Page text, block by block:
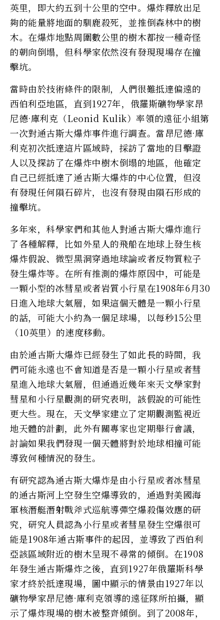
英里，即大約五到十公里的空中。爆炸釋放出足
夠的能量將地面的馴鹿殺死，並推倒森林中的樹
木。在爆炸地點周圍數公里的樹木都按一種奇怪
的朝向倒塌，但科學家依然沒有發現現場存在撞
擊坑。
當時由於技術條件的限制，人們很難抵達偏遠的
西伯利亞地區，直到1927年，俄羅斯礦物學家昂
尼德·庫利克（Leonid Kulik）率領的遠征小組第
一次對通古斯大爆炸事件進行調查。當昂尼德·庫
利克初次抵達這片區域時，採訪了當地的目擊證
人以及探訪了在爆炸中樹木倒塌的地區，他確定
自己已經抵達了通古斯大爆炸的中心位置，但沒
有發現任何隕石碎片，也沒有發現由隕石形成的
撞擊坑。
多年來，科學家們和其他人對通古斯大爆炸進行
了各種解釋，比如外星人的飛船在地球上發生核
爆炸假說、微型黑洞穿過地球論或者反物質粒子
發生爆炸等。在所有推測的爆炸原因中，可能是
一顆小型的冰彗星或者岩質小行星在1908年6月30
日進入地球大氣層，如果這個天體是一顆小行星
的話，可能大小約為一個足球場，以每秒15公里
（10英里）的速度移動。
由於通古斯大爆炸已經發生了如此長的時間，我
們可能永遠也不會知道是否是一顆小行星或者彗
星進入地球大氣層，但通過近幾年來天文學家對
彗星和小行星觀測的研究表明，該假說的可能性
更大些。現在，天文學家建立了定期觀測監視近
地天體的計劃，此外有關專家也定期舉行會議，
討論如果我們發現一個天體將對於地球相撞可能
導致何種情況的發生。
有研究認為通古斯大爆炸是由小行星或者冰彗星
的通古斯河上空發生空爆導致的，通過對美國海
軍核潛艇潛射戰斧式巡航導彈空爆殺傷效應的研
究，研究人員認為小行星或者彗星發生空爆很可
能是1908年通古斯事件的起因，並導致了西伯利
亞該區域附近的樹木呈現不尋常的傾倒。在1908
年發生通古斯爆炸之後，直到1927年俄羅斯科學
家才終於抵達現場，圖中顯示的情景由1927年以
礦物學家昂尼德·庫利克領導的遠征隊所拍攝，顯
示了爆炸現場的樹木被整齊傾倒。到了2008年，